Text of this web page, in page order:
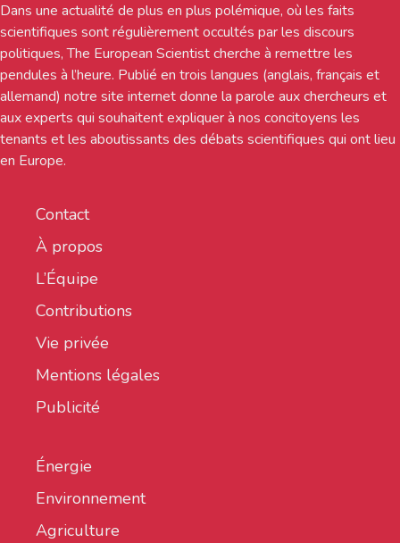
Dans une actualité de plus en plus polémique, où les faits
scientifiques sont régulièrement occultés par les discours
politiques, The European Scientist cherche à remettre les
pendules à l’heure. Publié en trois langues (anglais, français et
allemand) notre site internet donne la parole aux chercheurs et
aux experts qui souhaitent expliquer à nos concitoyens les
tenants et les aboutissants des débats scientifiques qui ont lieu
en Europe.
Contact
À propos
L’Équipe
Contributions
Vie privée
Mentions légales
Publicité
Énergie
Environnement
Agriculture